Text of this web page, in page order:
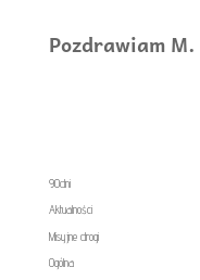
Pozdrawiam
90dni
Aktualności
Misyjne drogi
Ogólna